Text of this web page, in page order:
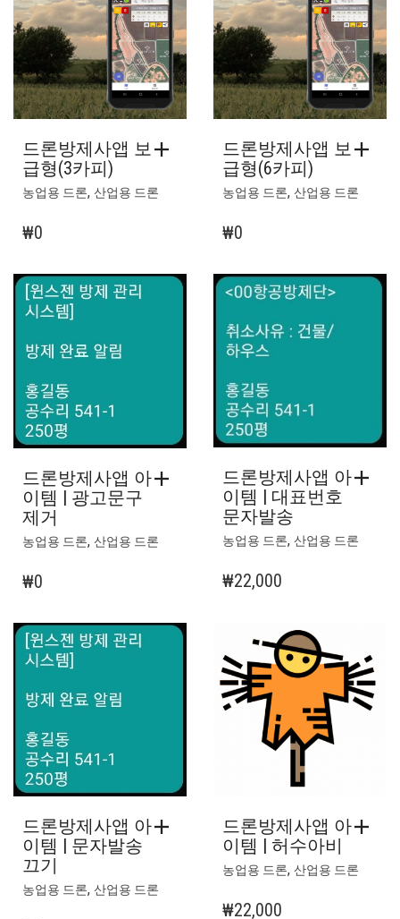
드론방제사앱 보
급형(3카피)
농업용 드론, 산업용 드론
₩0
드론방제사앱 보
급형(6카피)
농업용 드론, 산업용 드론
₩0
드론방제사앱 아
이템 | 광고문구
제거
농업용 드론, 산업용 드론
₩0
드론방제사앱 아
이템 | 대표번호
문자발송
농업용 드론, 산업용 드론
₩22,000
드론방제사앱 아
이템 | 문자발송
끄기
농업용 드론, 산업용 드론
드론방제사앱 아
이템 | 허수아비
농업용 드론, 산업용 드론
₩22,000